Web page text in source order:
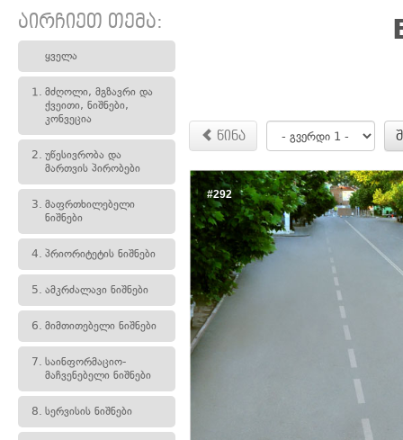
აირჩიეთ თემა:
ყველა
1. მძღოლი, მგზავრი და
ქვეითი, ნიშნები,
კონვეცია
2. უწესივრობა და
მართვის პირობები
3. მაფრთხილებელი
ნიშნები
4. პრიორიტეტის ნიშნები
5. ამკრძალავი ნიშნები
6. მიმთითებელი ნიშნები
7. საინფორმაციო-
მაჩვენებელი ნიშნები
8. სერვისის ნიშნები
წინა
#292